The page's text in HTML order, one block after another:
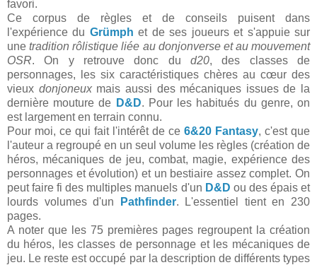
favori.
Ce corpus de règles et de conseils puisent dans
l'expérience du Grümph et de ses joueurs et s'appuie sur
unetradition rôlistique liée au donjonverse et au mouvement
OSR. On y retrouve donc du d20, des classes de
personnages, les six caractéristiques chères au cœur des
vieux donjoneuxmais aussi des mécaniques issues de la
dernière mouture de D&D. Pour les habitués du genre, on
est largement en terrain connu.
Pour moi, ce qui fait l'intérêt de ce 6&20 Fantasy, c'est que
l'auteur a regroupé en un seul volume les règles (création de
héros, mécaniques de jeu, combat, magie, expérience des
personnages et évolution) et un bestiaire assez complet. On
peut faire fi des multiples manuels d'un D&D ou des épais et
lourds volumes d'un
Pathfinder. L'essentiel tient en 230
pages.
A noter que les 75 premières pages regroupent la création
du héros, les classes de personnage et les mécaniques de
jeu. Le reste est occupé par la description de différents types